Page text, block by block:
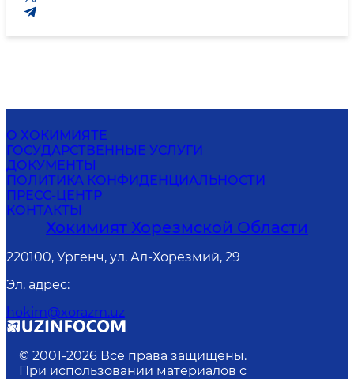
О ХОКИМИЯТЕ
ГОСУДАРСТВЕННЫЕ УСЛУГИ
ДОКУМЕНТЫ
ПОЛИТИКА КОНФИДЕНЦИАЛЬНОСТИ
ПРЕСС-ЦЕНТР
КОНТАКТЫ
Хокимият Хорезмской Области
220100, Ургенч, ул. Ал-Хорезмий, 29
Эл. адрес:
hokim@xorazm.uz
© 2001-2026 Все права защищены.
При использовании материалов с